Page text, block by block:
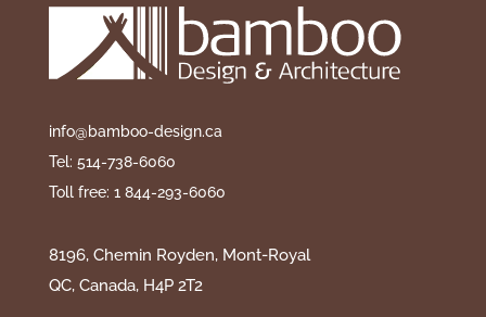
info@bamboo-design.ca
Tel: 514-738-6060
Toll free: 1 844-293-6060
8196, Chemin Royden, Mont-Royal
QC, Canada, H4P 2T2